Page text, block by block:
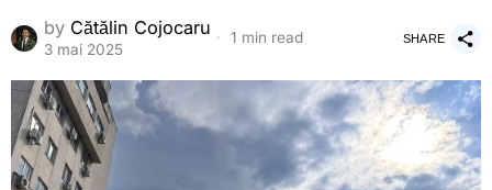
by Cătălin Cojocaru
3 mai 2025
1 min read SHARE